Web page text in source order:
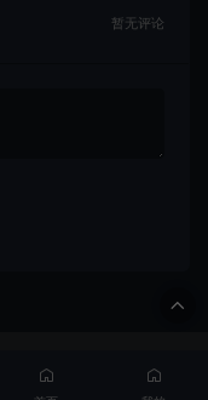
暂无评论
& Theme. All rights